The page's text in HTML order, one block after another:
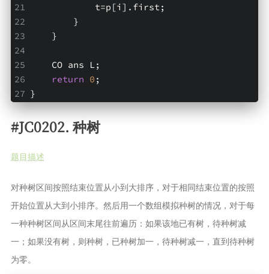
            t=p[i].first;
        }
    }
    CO ans L;
return 0 ;
}
#JC0202. 种树
题目描述
对种树区间按照结束位置从小到大排序，对于相同结束位置的按照
开始位置从大到小排序。然后用一个数组模拟种树的情况，对于每
一种种树区间从区间末尾往前遍历：如果该地已有树，待种树减
一；如果没有树，则种树，已种树加一，待种树减一，直到待种树
为零。